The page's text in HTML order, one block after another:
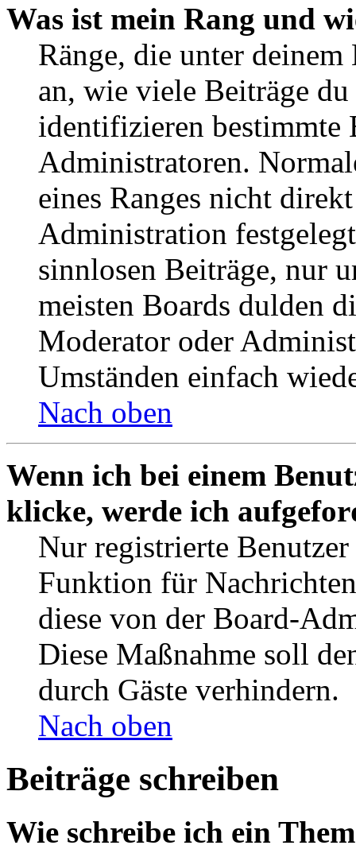
Was ist mein Rang und
Ränge, die unter deinem
an, wie viele Beiträge
identifizieren bestimmte
Administratoren.
eines Ranges nicht
Administration
sinnlosen Beiträge, nur
meisten Boards dulden
Moderator oder
Umständen einfach
Nach oben
Wenn ich bei einem
klicke, werde ich
Nur registrierte
Funktion für
diese von der Board-
Diese Maßnahme soll
durch Gäste verhindern.
Nach oben
Beiträge schreiben
Wie schreibe ich ein